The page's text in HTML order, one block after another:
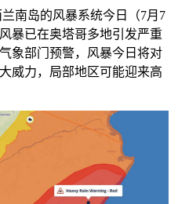
南岛的风暴系统今日（7月7
暴已在奥塔哥多地引发严重
象部门预警，风暴今日将对
威力，局部地区可能迎来高